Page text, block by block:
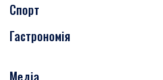
Завтра
Субота
Медицина
Краса
Спорт
Гастрономія
Рецепти
Медіа